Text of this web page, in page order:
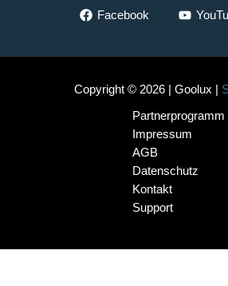
Facebook
Copyright © 2026 | Goolux |
Partnerprogramm
Impressum
AGB
Datenschutz
Kontakt
Support